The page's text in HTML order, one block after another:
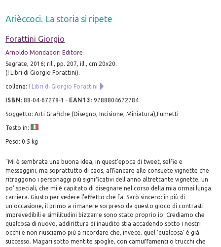
Arièccoci. La storia si ripete
Forattini Giorgio
Arnoldo Mondadori Editore
Segrate, 2016; ril., pp. 207, ill., cm 20x20.
(I Libri di Giorgio Forattini).
collana: I Libri di Giorgio Forattini
ISBN:88-04-67278-1 - EAN13 :9788804672784
Soggetto: Arti Grafiche (Disegno, Incisione, Miniatura),Fumetti
Testo in:
Peso: 0.5 kg
"Mi è sembrata una buona idea, in quest'epoca di tweet, selfie e
messaggini, ma soprattutto di caos, affiancare alle consuete vignette che
ritraggono i personaggi più significativi dell'anno altrettante vignette, un
po' speciali, che mi è capitato di disegnare nel corso della mia ormai lunga
carriera. Giusto per vedere l'effetto che fa. Sarò sincero: in più di
un'occasione, il primo a rimanere sorpreso da questo gioco di contrasti
imprevedibili e similitudini bizzarre sono stato proprio io. Crediamo che
qualcosa di nuovo, addirittura di inaudito stia accadendo sotto i nostri
occhi e non riusciamo più a ricordare che, invece, quel 'qualcosa' è già
successo. Magari sotto mentite spoglie, con camuffamenti o trucchi che